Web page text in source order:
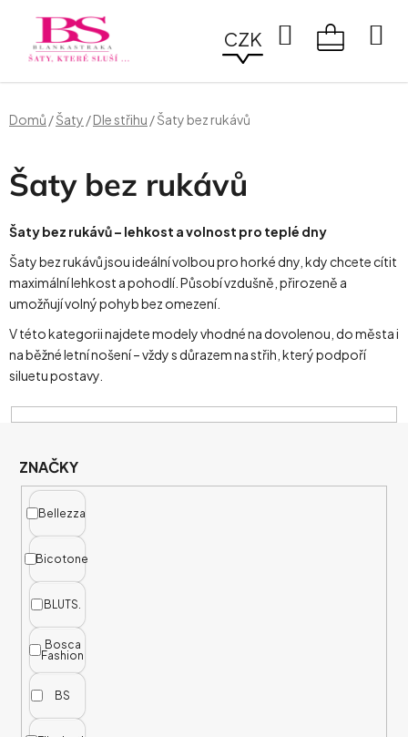
obsah
CZK
Hledat
Domů /Šaty /Dle střihu /Šaty bez rukávů
Šaty bez rukávů
Šaty bez rukávů – lehkost a volnost pro teplé dny
Šaty bez rukávů jsou ideální volbou pro horké dny, kdy chcete cítit
maximální lehkost a pohodlí. Působí vzdušně, přirozeně a
umožňují volný pohyb bez omezení.
V této kategorii najdete modely vhodné na dovolenou, do města i
na běžné letní nošení – vždy s důrazem na střih, který podpoří
siluetu postavy.
ZNAČKY
Bellezza
Bicotone
BLUTS.
Bosca
Fashion
BS
V
P